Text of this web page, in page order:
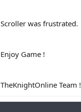
Scroller was frustrated.
Enjoy Game !
TheKnightOnline Team !